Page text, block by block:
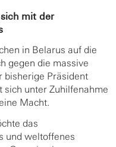
mit der
in Belarus auf die
gegen die massive
bisherige Präsident
sich unter Zuhilfenahme
Macht.
das
und weltoffenes